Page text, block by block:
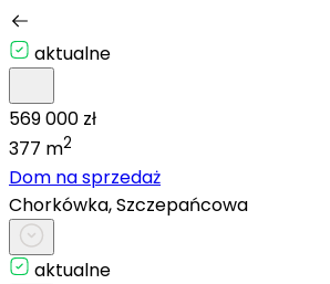
aktualne
569 000 zł
377 m2
Dom na sprzedaż
Chorkówka, Szczepańcowa
aktualne